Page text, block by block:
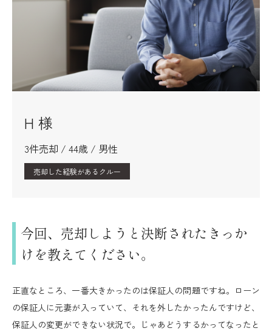
H 様
3件売却 / 44歳 / 男性
売却した経験があるクルー
今回、売却しようと決断されたきっか
けを教えてください。
正直なところ、一番大きかったのは保証人の問題ですね。ローン
の保証人に元妻が入っていて、それを外したかったんですけど、
保証人の変更ができない状況で。じゃあどうするかってなったと